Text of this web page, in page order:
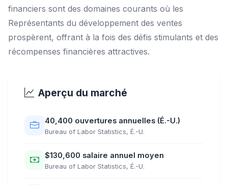
financiers sont des domaines courants où les
Représentants du développement des ventes
prospèrent, offrant à la fois des défis stimulants et des
récompenses financières attractives.
Aperçu du marché
40,400 ouvertures annuelles (É.-U.)
Bureau of Labor Statistics, É.-U.
$130,600 salaire annuel moyen
Bureau of Labor Statistics, É.-U.